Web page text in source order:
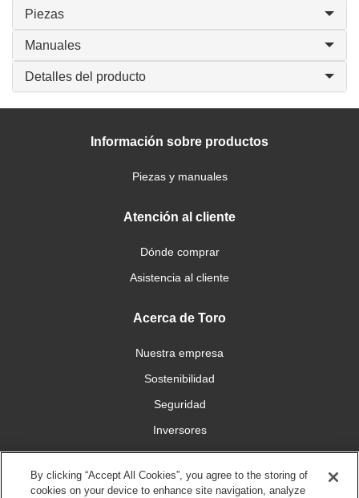
Piezas
Manuales
Detalles del producto
Información sobre productos
Piezas y manuales
Atención al cliente
Dónde comprar
Asistencia al cliente
Acerca de Toro
Nuestra empresa
Sostenibilidad
Seguridad
Inversores
Trabajo
By clicking “Accept All Cookies”, you agree to the storing of
cookies on your device to enhance site navigation, analyze